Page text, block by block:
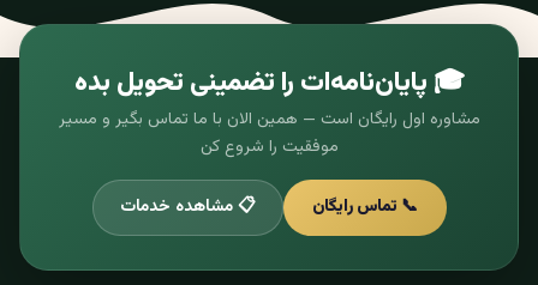
🎓 پایان‌نامه‌ات را تضمینی تحویل بده
مشاوره اول رایگان است — همین الان با ما تماس بگیر و مسیر
موفقیت را شروع کن
📞 تماس رایگان 📋 مشاهده خدمات